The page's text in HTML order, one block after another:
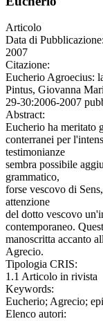
Articolo
Data di Pubblicazione:
2007
Citazione:
Eucherio Agroecius:
Pintus, Giovanna
29-30:2006-2007
Abstract:
Eucherio ha meritato
conterranei per
testimonianze
sembra possibile
grammatico,
forse vescovo di
attenzione
del dotto vescovo
contemporaneo.
manoscritta accanto
Agrecio.
Tipologia CRIS:
1.1 Articolo in rivista
Keywords:
Eucherio; Agrecio;
Elenco autori: